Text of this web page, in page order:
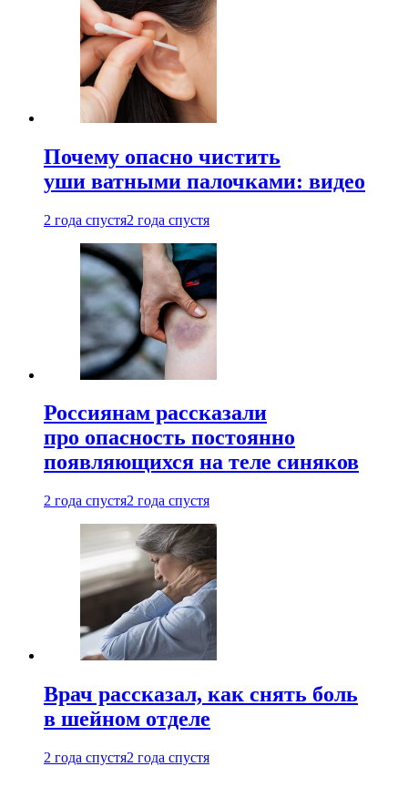
Почему опасно чистить
уши ватными палочками: видео
2 года спустя2 года спустя
Россиянам рассказали
про опасность постоянно
появляющихся на теле синяков
2 года спустя2 года спустя
Врач рассказал, как снять боль
в шейном отделе
2 года спустя2 года спустя